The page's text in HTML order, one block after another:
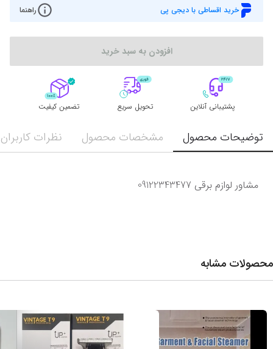
خرید اقساطی با دیجی پی راهنما
افزودن به سبد خرید
پشتیبانی آنلاین تحویل سریع تضمین کیفیت
توضیحات محصول مشخصات محصول نظرات کاربران
مشاور لوازم برقی 09122343477
محصولات مشابه